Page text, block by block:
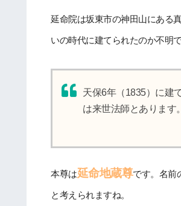
延命院は坂東市の神田山にある
いの時代に建てられたのか不明
天保6年（1835）に建
は来世法師とあります。
本尊は延命地蔵尊です。名前
と考えられますね。